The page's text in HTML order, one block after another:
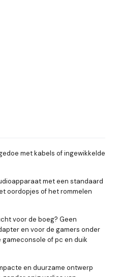
met kabels of ingewikkelde
met een standaard
oordopjes of het rommelen
voor de boeg? Geen
en voor de gamers onder
of pc en duik
en duurzame ontwerp